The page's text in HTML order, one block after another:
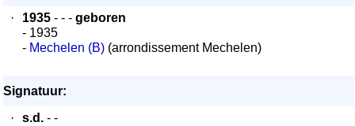
·
1935 - - - geboren
- 1935
- Mechelen (B) (arrondissement Mechelen)
Signatuur:
·
s.d. - -